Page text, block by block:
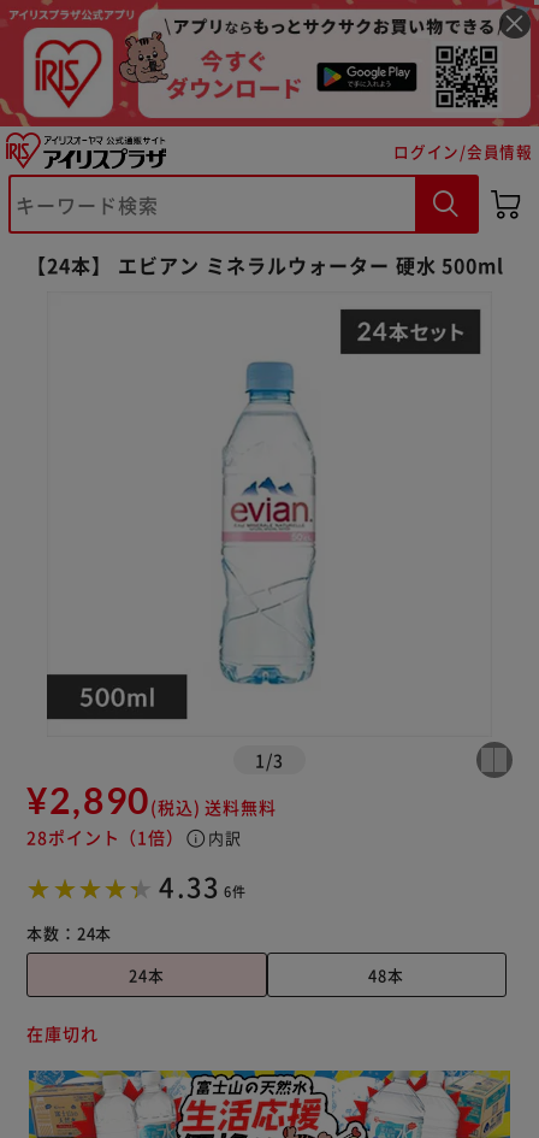
ログイン/会員情報
【24本】 エビアン ミネラルウォーター 硬水 500ml
1 /3
¥2,890(税込) 送料無料
28ポイント （1倍） info 内訳
4.33 6件
本数： 24本
24本
48本
在庫切れ
※ご確認ください